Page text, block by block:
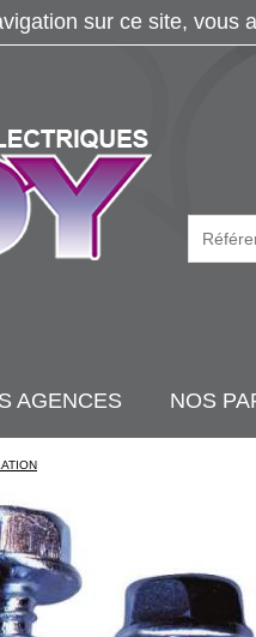
AGENCES NOS
sur ce site,